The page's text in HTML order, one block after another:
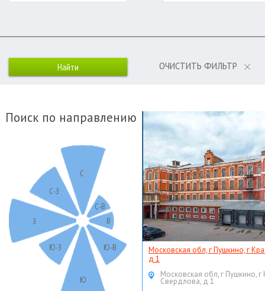
ОЧИСТИТЬ ФИЛЬТР
Поиск по направлению
С
С-В
В
Ю-В
Ю
Ю-З
З
С-З
Московская обл, г Пушкино, г
д 1
Московская обл, г Пушкино, г
Свердлова, д 1